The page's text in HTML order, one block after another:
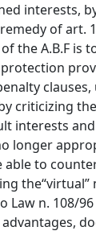
interests,
of art.
the A.B.F is
protection
criticizing
interests
longer
to
Law n. 108/